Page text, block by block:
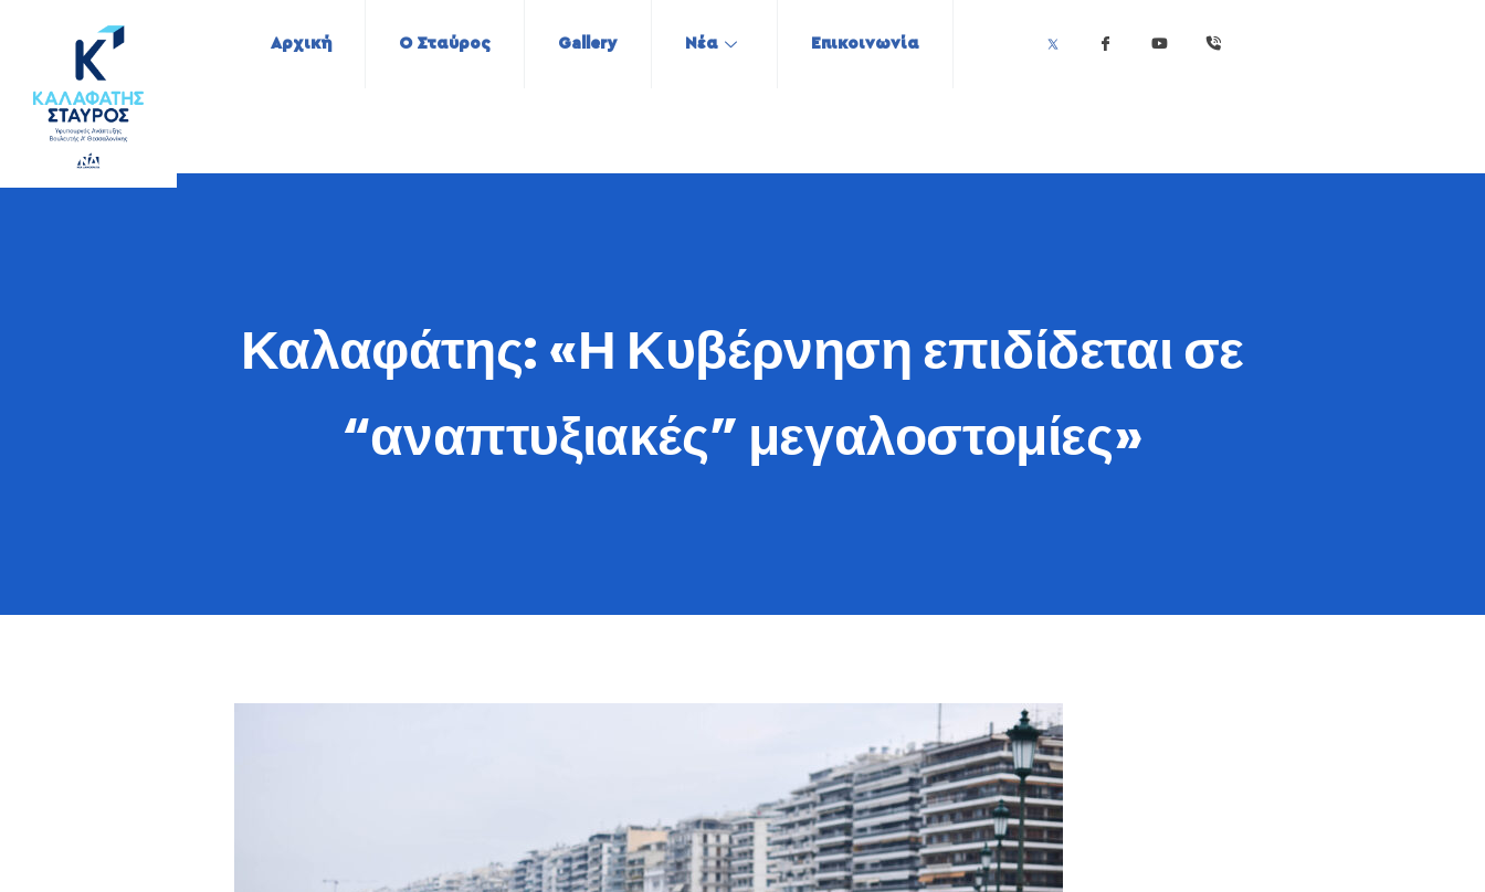
Αρχική Ο Σταύρος Gallery Νέα Επικοινωνία
Καλαφάτης: «Η Κυβέρνηση επιδίδεται σε
“αναπτυξιακές” μεγαλοστομίες»